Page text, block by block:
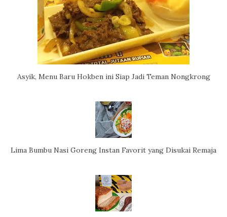
Asyik, Menu Baru Hokben ini Siap Jadi Teman Nongkrong
Lima Bumbu Nasi Goreng Instan Favorit yang Disukai Remaja